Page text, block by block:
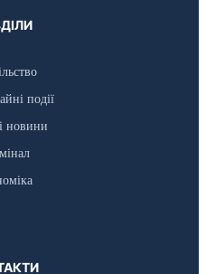
події
новини